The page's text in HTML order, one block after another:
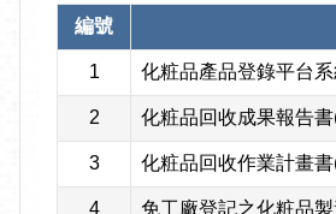
編號
1 化粧品產品登錄平台
2 化粧品回收成果報告
3 化粧品回收作業計畫
4 免工廠登記之化粧品